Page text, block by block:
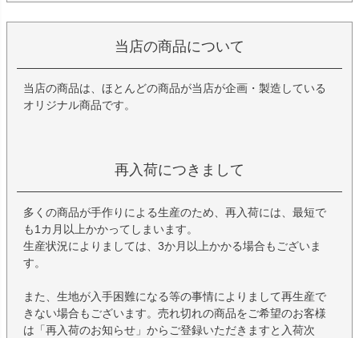
当店の商品について
当店の商品は、ほとんどの商品が当店が企画・製造している
オリジナル商品です。
再入荷につきまして
多くの商品が手作りによる生産のため、再入荷には、最短で
も1カ月以上かかってしまいます。
生産状況によりましては、3か月以上かかる場合もございま
す。
また、生地が入手困難になる等の事情によりまして再生産で
きない場合もございます。売れ切れの商品をご希望のお客様
は「再入荷のお知らせ」からご登録いただきますと入荷次